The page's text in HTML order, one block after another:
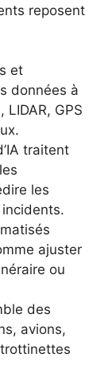
reposent
et
données à
GPS
traitent
les
ajuster
ou
des
avions,